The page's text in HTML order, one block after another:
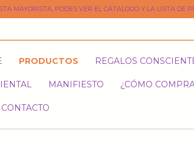
MAYORISTA, PODES VER EL CÁTALOGO Y LA LISTA DE
PRODUCTOS REGALOS
MANIFIESTO ¿CÓMO
CONTACTO